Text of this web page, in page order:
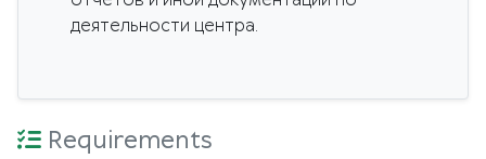
деятельности центра.
Requirements